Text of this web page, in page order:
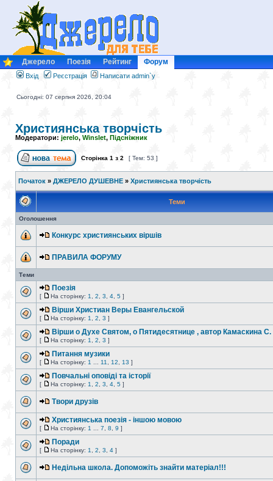
Джерело Поезія Рейтинг Форум
Вхід Реєстрація Написати admin`у
Сьогодні: 07 серпня 2026, 20:04
Християнська творчість
Модератори: jerelo, Winslet, Підсніжник
Сторінка 1 з 2 [ Тем: 53 ]
Початок » ДЖЕРЕЛО ДУШЕВНЕ » Християнська творчість
Теми
Оголошення
Конкурс християнських віршів
ПРАВИЛА ФОРУМУ
Теми
Поезія
[ На сторінку: 1 2 3 4 5 ]
Вiрши Христиан Веры Евангельской
[ На сторінку: 1 2 3 ]
Вiрши о Духе Святом, о Пятидесятнице , автор Камаскина С.
[ На сторінку: 1 2 3 ]
Питання музики
[ На сторінку: 1 11 12 13 ]
Повчальні оповіді та історії
[ На сторінку: 1 2 3 4 5 ]
Твори друзів
Християнська поезія - іншою мовою
[ На сторінку: 1 7 8 9 ]
Поради
[ На сторінку: 1 2 3 4 ]
Недільна школа. Допоможіть знайти матеріал!!!